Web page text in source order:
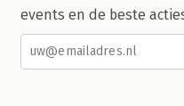
events en de beste